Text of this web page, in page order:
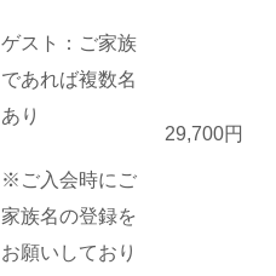
ゲスト：ご家族
であれば複数名
あり
※ご入会時にご
家族名の登録を
お願いしており
29,700円